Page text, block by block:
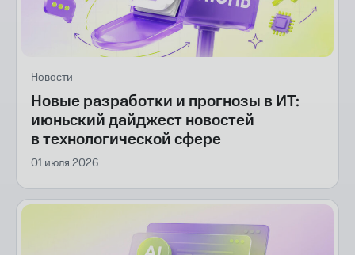
Новости
Новые разработки и прогнозы в ИТ:
июньский дайджест новостей
в технологической сфере
01 июля 2026